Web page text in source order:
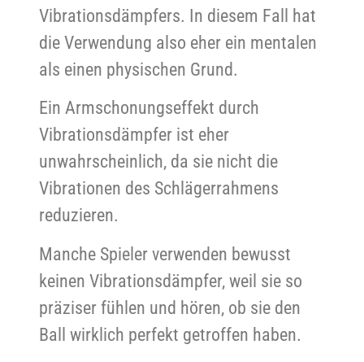
Vibrationsdämpfers. In diesem Fall hat
die Verwendung also eher ein mentalen
als einen physischen Grund.
Ein Armschonungseffekt durch
Vibrationsdämpfer ist eher
unwahrscheinlich, da sie nicht die
Vibrationen des Schlägerrahmens
reduzieren.
Manche Spieler verwenden bewusst
keinen Vibrationsdämpfer, weil sie so
präziser fühlen und hören, ob sie den
Ball wirklich perfekt getroffen haben.